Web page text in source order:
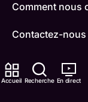
Accueil Recherche En direct
Comment nous
Contactez-nous
ONFR